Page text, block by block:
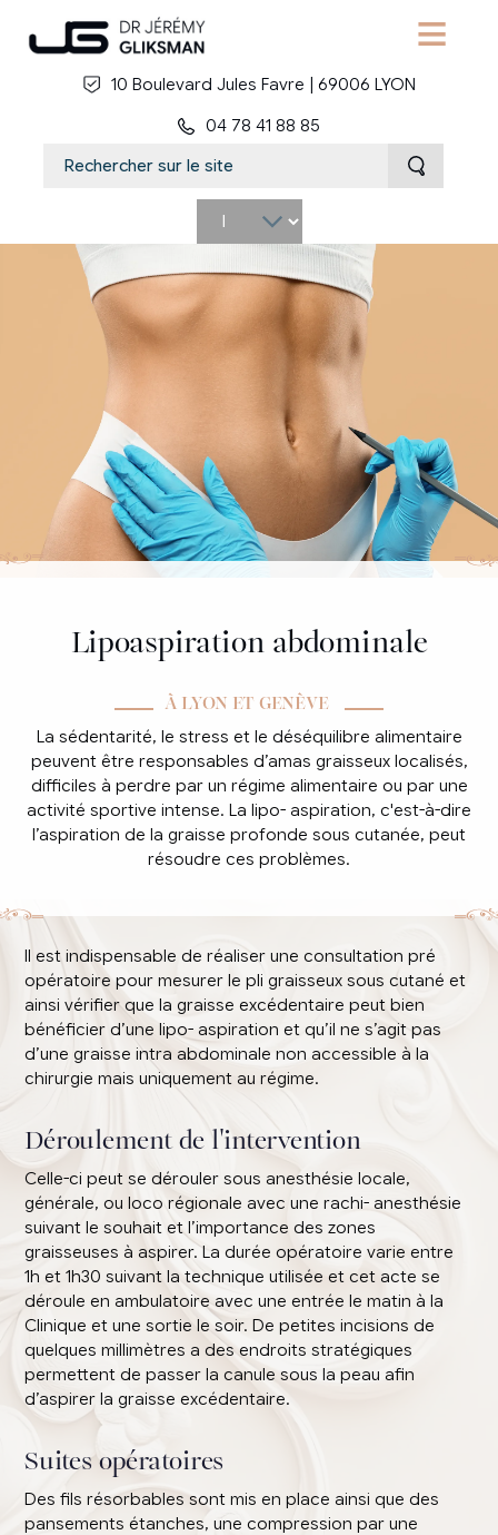
Aller au contenu principal
10 Boulevard Jules Favre | 69006 LYON
04 78 41 88 85
your
language
Lipoaspiration abdominale
À LYON ET GENÈVE
La sédentarité, le stress et le déséquilibre alimentaire
peuvent être responsables d’amas graisseux localisés,
difficiles à perdre par un régime alimentaire ou par une
activité sportive intense. La lipo- aspiration, c'est-à-dire
l’aspiration de la graisse profonde sous cutanée, peut
résoudre ces problèmes.
Il est indispensable de réaliser une consultation pré
opératoire pour mesurer le pli graisseux sous cutané et
ainsi vérifier que la graisse excédentaire peut bien
bénéficier d’une lipo- aspiration et qu’il ne s’agit pas
d’une graisse intra abdominale non accessible à la
chirurgie mais uniquement au régime.
Déroulement de l'intervention
Celle-ci peut se dérouler sous anesthésie locale,
générale, ou loco régionale avec une rachi- anesthésie
suivant le souhait et l’importance des zones
graisseuses à aspirer. La durée opératoire varie entre
1h et 1h30 suivant la technique utilisée et cet acte se
déroule en ambulatoire avec une entrée le matin à la
Clinique et une sortie le soir. De petites incisions de
quelques millimètres a des endroits stratégiques
permettent de passer la canule sous la peau afin
d’aspirer la graisse excédentaire.
Suites opératoires
Des fils résorbables sont mis en place ainsi que des
pansements étanches, une compression par une